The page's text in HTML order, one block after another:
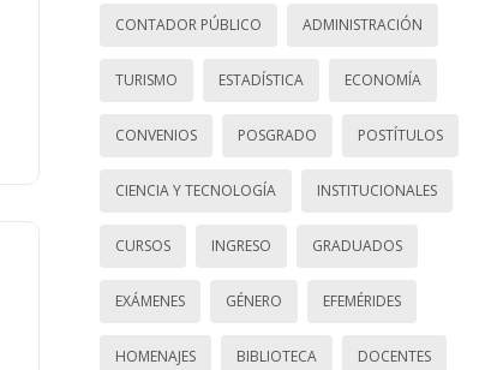
CONTADOR PÚBLICO ADMINISTRACIÓN
TURISMO ESTADÍSTICA ECONOMÍA
CONVENIOS POSGRADO POSTÍTULOS
CIENCIA Y TECNOLOGÍA INSTITUCIONALES
CURSOS INGRESO GRADUADOS
EXÁMENES GÉNERO EFEMÉRIDES
HOMENAJES BIBLIOTECA DOCENTES